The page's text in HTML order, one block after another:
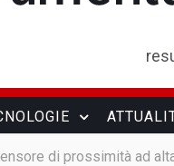
di prossimità ad